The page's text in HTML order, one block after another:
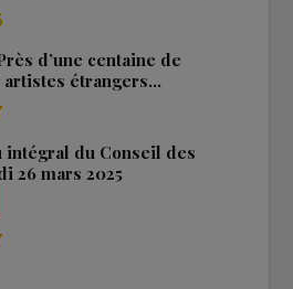
d’une centaine de
étrangers…
intégral du Conseil des
26 mars 2025